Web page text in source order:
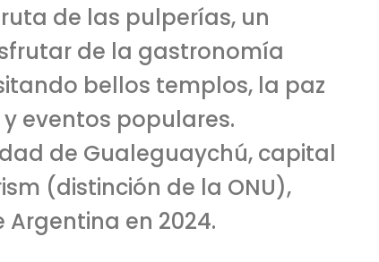
de las pulperías, un
de la gastronomía
bellos templos, la paz
eventos populares.
de Gualeguaychú, capital
(distinción de la ONU),
en 2024.